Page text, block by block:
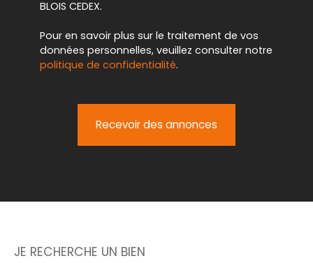
BLOIS CEDEX.
Pour en savoir plus sur le traitement de vos
données personnelles, veuillez consulter notre
politique de confidentialité.
Recevoir des annonces
JE RECHERCHE UN BIEN